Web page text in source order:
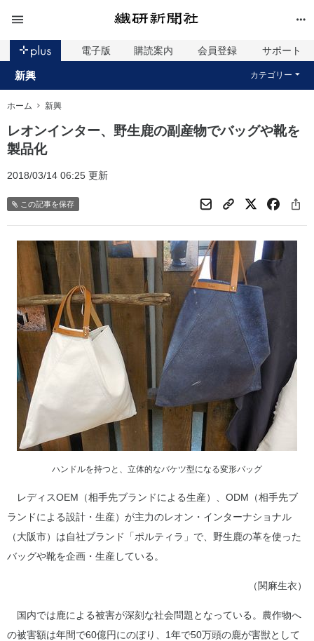
電子版 購読案内 会員登録 サポート
新興 カテゴリー
ホーム 新興
レオンインター、野生鹿の副産物でバッグや靴を
製品化
2018/03/14 06:25 更新
この記事を保存
ハンドルを持つと、立体的なバケツ型になる変形バッグ
レディスOEM（相手先ブランドによる生産）、ODM（相手先ブ
ランドによる設計・生産）が主力のレオン・インターナショナル
（大阪市）は自社ブランド「ポルティラ」で、野生鹿の革を使った
バッグや靴を企画・生産している。
（関麻生衣）
国内では鹿による被害が深刻な社会問題となっている。農作物へ
の被害額は年間で60億円にのぼり、1年で50万頭の鹿が害獣として